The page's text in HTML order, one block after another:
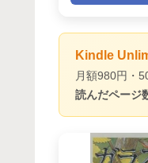
Kindle
月額980円・
読んだページ